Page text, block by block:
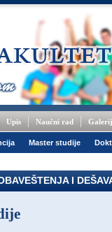
Upis Naučni rad
Master studije
I